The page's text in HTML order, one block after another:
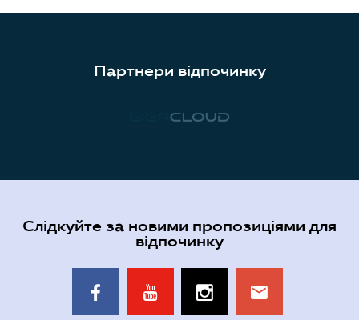
Партнери відпочинку
Слідкуйте за новими пропозиціями для
відпочинку